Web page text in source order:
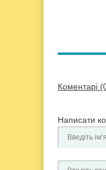
Коментарі
Написати